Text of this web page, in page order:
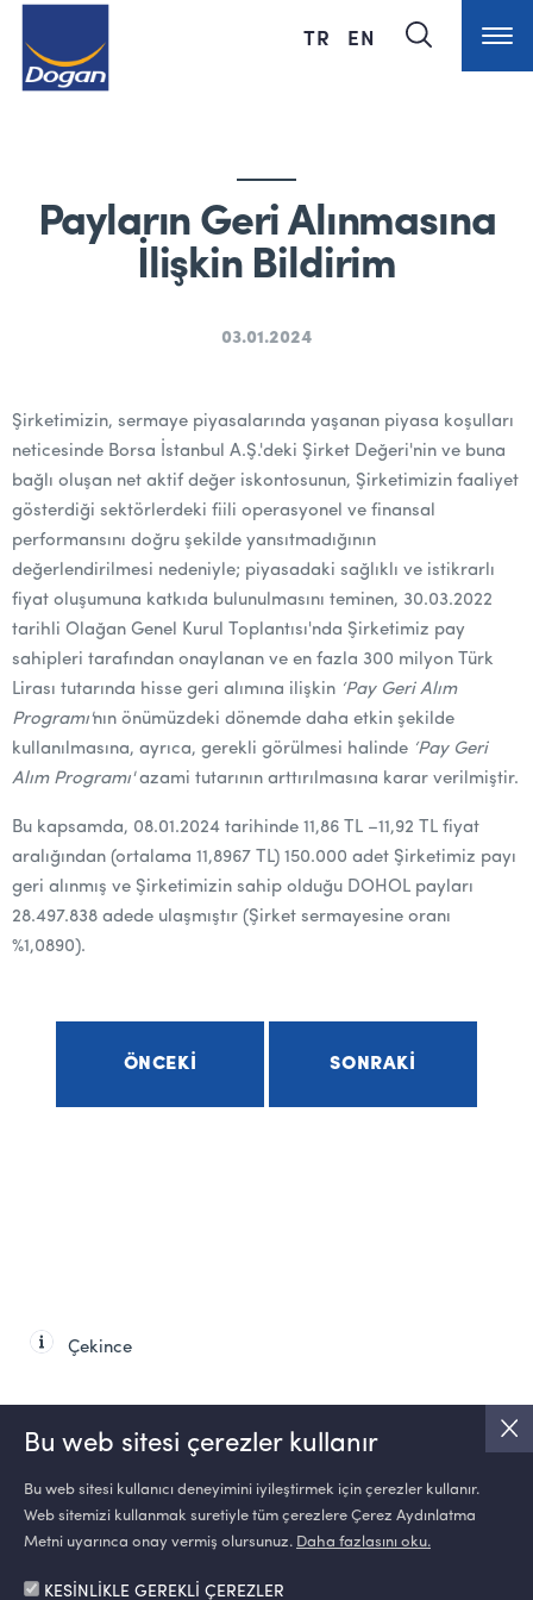
TR EN
Payların Geri Alınmasına
İlişkin Bildirim
03.01.2024
Şirketimizin, sermaye piyasalarında yaşanan piyasa koşulları
neticesinde Borsa İstanbul A.Ş.'deki Şirket Değeri'nin ve buna
bağlı oluşan net aktif değer iskontosunun, Şirketimizin faaliyet
gösterdiği sektörlerdeki fiili operasyonel ve finansal
performansını doğru şekilde yansıtmadığının
değerlendirilmesi nedeniyle; piyasadaki sağlıklı ve istikrarlı
fiyat oluşumuna katkıda bulunulmasını teminen, 30.03.2022
tarihli Olağan Genel Kurul Toplantısı'nda Şirketimiz pay
sahipleri tarafından onaylanan ve en fazla 300 milyon Türk
Lirası tutarında hisse geri alımına ilişkin ‘Pay Geri Alım
Programı'nın önümüzdeki dönemde daha etkin şekilde
kullanılmasına, ayrıca, gerekli görülmesi halinde ‘Pay Geri
Alım Programı' azami tutarının arttırılmasına karar verilmiştir.
Bu kapsamda, 08.01.2024 tarihinde 11,86 TL –11,92 TL fiyat
aralığından (ortalama 11,8967 TL) 150.000 adet Şirketimiz payı
geri alınmış ve Şirketimizin sahip olduğu DOHOL payları
28.497.838 adede ulaşmıştır (Şirket sermayesine oranı
%1,0890).
ÖNCEKI SONRAKI
Çekince
Bu web sitesi çerezler kullanır
Bu web sitesi kullanıcı deneyimini iyileştirmek için çerezler kullanır.
Web sitemizi kullanmak suretiyle tüm çerezlere Çerez Aydınlatma
Metni uyarınca onay vermiş olursunuz. Daha fazlasını oku.
KESİNLİKLE GEREKLİ ÇEREZLER